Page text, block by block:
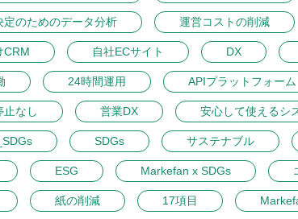
定のためのデータ分析 運営コストの削減
CRM 自社ECサイト DX
24時間運用 APIプラットフォーム
止なし 営業DX 安心して使えるシ
SDGs サステナブル
ESG Markefan x SDGs
紙の削減 17項目